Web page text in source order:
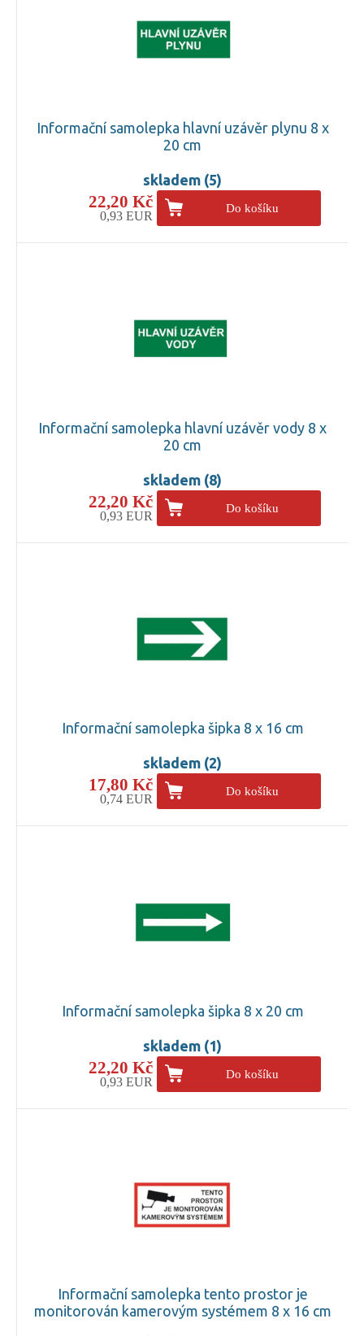
Informační samolepka hlavní uzávěr plynu 8 x
20 cm
skladem (5)
22,20 Kč
0,93 EUR
Do košíku
Informační samolepka hlavní uzávěr vody 8 x
20 cm
skladem (8)
22,20 Kč
0,93 EUR
Do košíku
Informační samolepka šipka 8 x 16 cm
skladem (2)
17,80 Kč
0,74 EUR
Do košíku
Informační samolepka šipka 8 x 20 cm
skladem (1)
22,20 Kč
0,93 EUR
Do košíku
Informační samolepka tento prostor je
monitorován kamerovým systémem 8 x 16 cm